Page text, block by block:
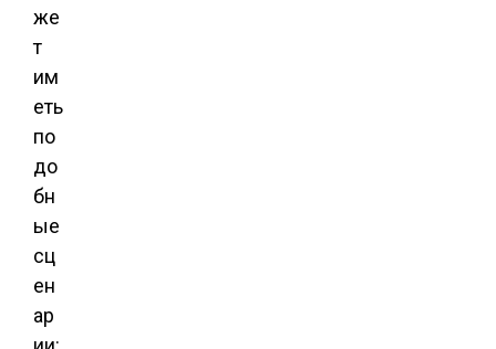
же
т
им
еть
по
до
бн
ые
сц
ен
ар